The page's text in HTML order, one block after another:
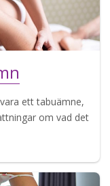
ett tabuämne,
om vad det